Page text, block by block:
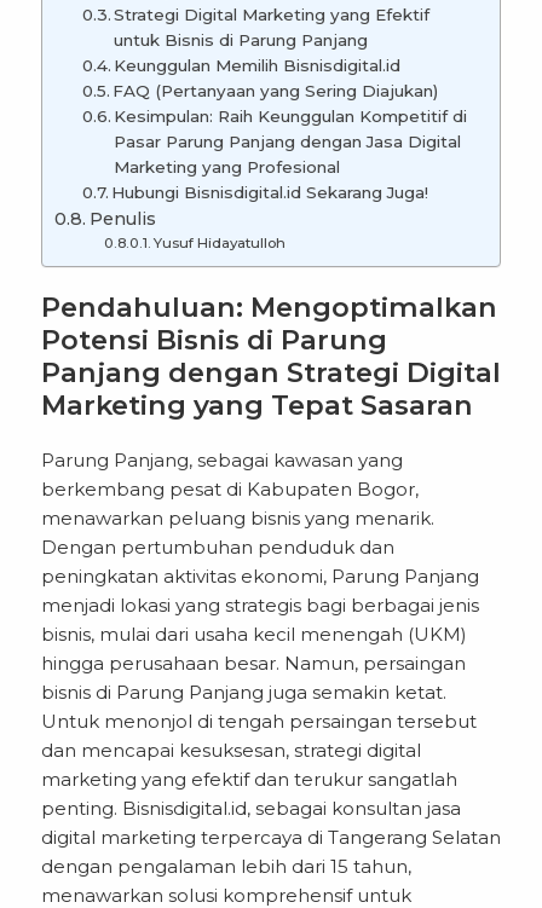
Strategi Digital Marketing yang Efektif
untuk Bisnis di Parung Panjang
Keunggulan Memilih Bisnisdigital.id
FAQ (Pertanyaan yang Sering Diajukan)
Kesimpulan: Raih Keunggulan Kompetitif di
Pasar Parung Panjang dengan Jasa Digital
Marketing yang Profesional
Hubungi Bisnisdigital.id Sekarang Juga!
Penulis
Yusuf Hidayatulloh
Pendahuluan: Mengoptimalkan
Potensi Bisnis di Parung
Panjang dengan Strategi Digital
Marketing yang Tepat Sasaran
Parung Panjang, sebagai kawasan yang
berkembang pesat di Kabupaten Bogor,
menawarkan peluang bisnis yang menarik.
Dengan pertumbuhan penduduk dan
peningkatan aktivitas ekonomi, Parung Panjang
menjadi lokasi yang strategis bagi berbagai jenis
bisnis, mulai dari usaha kecil menengah (UKM)
hingga perusahaan besar. Namun, persaingan
bisnis di Parung Panjang juga semakin ketat.
Untuk menonjol di tengah persaingan tersebut
dan mencapai kesuksesan, strategi digital
marketing yang efektif dan terukur sangatlah
penting. Bisnisdigital.id, sebagai konsultan jasa
digital marketing terpercaya di Tangerang Selatan
dengan pengalaman lebih dari 15 tahun,
menawarkan solusi komprehensif untuk